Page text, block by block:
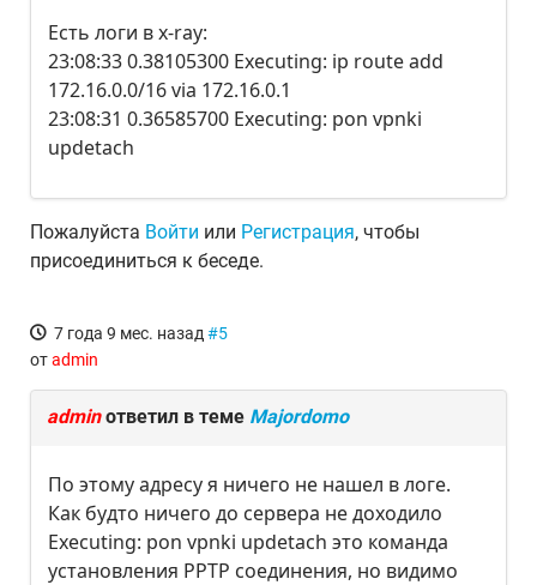
Есть логи в x-ray:
23:08:33 0.38105300 Executing: ip route add
172.16.0.0/16 via 172.16.0.1
23:08:31 0.36585700 Executing: pon vpnki
updetach
Пожалуйста Войти или Регистрация, чтобы
присоединиться к беседе.
7 года 9 мес. назад #5
отadmin
adminответил в теме Majordomo
По этому адресу я ничего не нашел в логе.
Как будто ничего до сервера не доходило
Executing: pon vpnki updetach это команда
установления PPTP соединения, но видимо